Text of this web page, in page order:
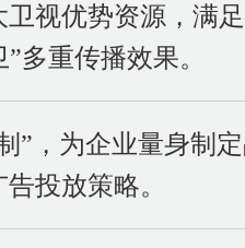
卫视优势资源，满
多重传播效果。
”，为企业量身制
投放策略。